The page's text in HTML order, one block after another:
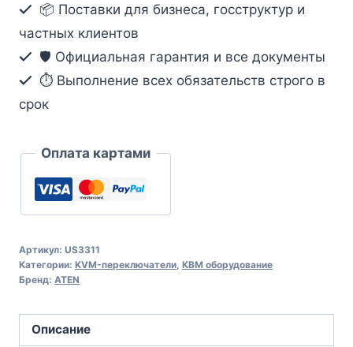
док-
переключатель
с
функцией
📦 Поставки для бизнеса, госструктур и
частных клиентов
🛡️ Официальная гарантия и все документы
⏱ Выполнение всех обязательств строго в
срок
Оплата картами
Артикул: US3311
Категории: KVM-переключатели КВМ оборудование
Бренд: ATEN
Описание